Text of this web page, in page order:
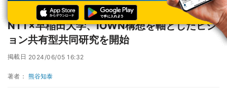
NTT×早稲田大学、IOWN構想を軸としたビジ
ョン共有型共同研究を開始
掲載日 2024/06/05 16:32
著者： 熊谷知泰